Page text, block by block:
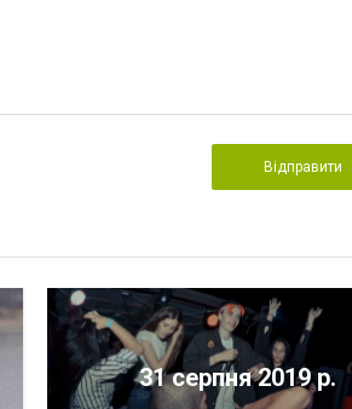
Відправити
31 серпня 2019 р.